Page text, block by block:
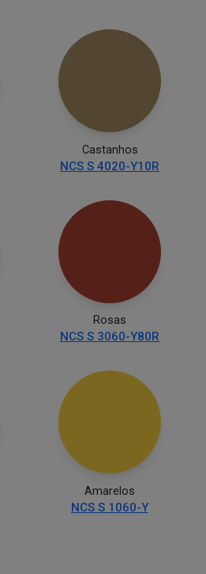
Castanhos
NCS S 4020-Y10R
Rosas
NCS S 3060-Y80R
Amarelos
NCS S 1060-Y